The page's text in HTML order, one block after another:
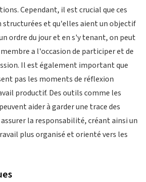
Cependant, il est crucial que ces
structurées et qu'elles aient un objectif
ordre du jour et en s'y tenant, on peut
a l'occasion de participer et de
Il est également important que
pas les moments de réflexion
productif. Des outils comme les
aider à garder une trace des
la responsabilité, créant ainsi un
plus organisé et orienté vers les